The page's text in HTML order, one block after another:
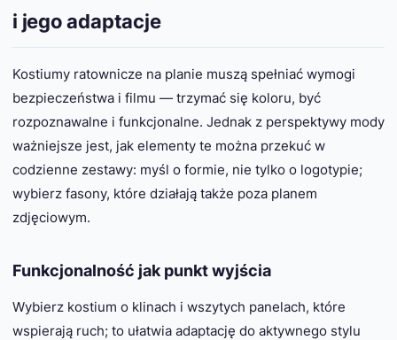
i jego adaptacje
Kostiumy ratownicze na planie muszą spełniać wymogi
bezpieczeństwa i filmu — trzymać się koloru, być
rozpoznawalne i funkcjonalne. Jednak z perspektywy mody
ważniejsze jest, jak elementy te można przekuć w
codzienne zestawy: myśl o formie, nie tylko o logotypie;
wybierz fasony, które działają także poza planem
zdjęciowym.
Funkcjonalność jak punkt wyjścia
Wybierz kostium o klinach i wszytych panelach, które
wspierają ruch; to ułatwia adaptację do aktywnego stylu